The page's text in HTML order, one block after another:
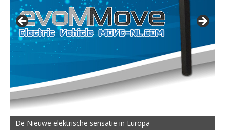
De Nieuwe elektrische sensatie in Europa